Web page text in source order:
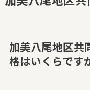
加美八尾地区共
格はいくらです